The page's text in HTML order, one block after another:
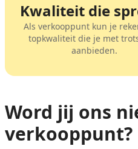
Kwaliteit die
Als verkooppunt kun je
topkwaliteit die je met
aanbieden.
Word jij ons
verkooppunt?